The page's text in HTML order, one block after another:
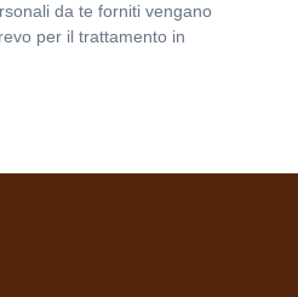
da te forniti vengano
per il trattamento in